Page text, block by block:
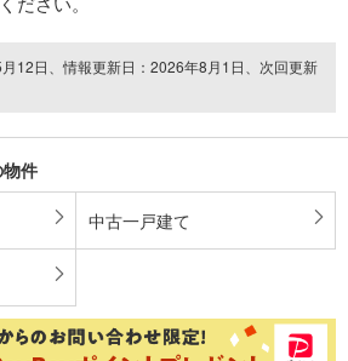
12日、情報更新日：2026年8月1日、次回更新
件
中古一戸建て